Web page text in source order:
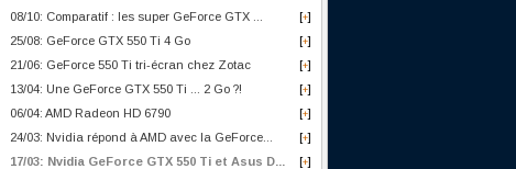
[+]
08/10: Comparatif : les super GeForce GTX ...
[+]
25/08: GeForce GTX 550 Ti 4 Go
[+]
21/06: GeForce 550 Ti tri-écran chez Zotac
[+]
13/04: Une GeForce GTX 550 Ti ... 2 Go ?!
[+]
06/04: AMD Radeon HD 6790
[+]
24/03: Nvidia répond à AMD avec la GeForce...
[+]
17/03: Nvidia GeForce GTX 550 Ti et Asus D...